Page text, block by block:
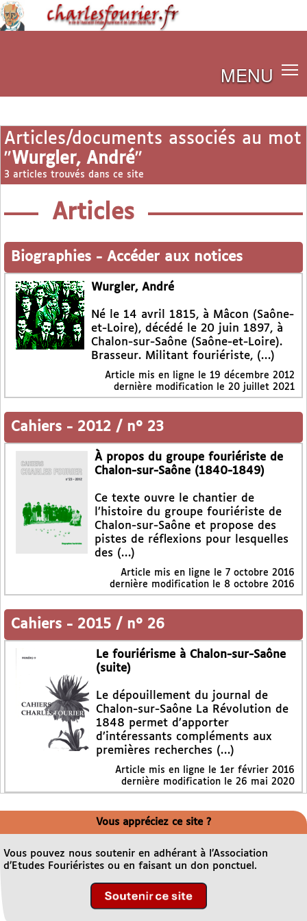
MENU
Articles/documents associés au mot
"Wurgler, André"
3 articles trouvés dans ce site
Articles
Biographies - Accéder aux notices
Wurgler, André
Né le 14 avril 1815, à Mâcon (Saône-
et-Loire), décédé le 20 juin 1897, à
Chalon-sur-Saône (Saône-et-Loire).
Brasseur. Militant fouriériste, (…)
Article mis en ligne le 19 décembre 2012
dernière modification le 20 juillet 2021
Cahiers - 2012 / n° 23
À propos du groupe fouriériste de
Chalon-sur-Saône (1840-1849)
Ce texte ouvre le chantier de
l’histoire du groupe fouriériste de
Chalon-sur-Saône et propose des
pistes de réflexions pour lesquelles
des (…)
Article mis en ligne le 7 octobre 2016
dernière modification le 8 octobre 2016
Cahiers - 2015 / n° 26
Le fouriérisme à Chalon-sur-Saône
(suite)
Le dépouillement du journal de
Chalon-sur-Saône La Révolution de
1848 permet d’apporter
d’intéressants compléments aux
premières recherches (…)
Article mis en ligne le 1er février 2016
dernière modification le 26 mai 2020
Vous appréciez ce site ?
Vous pouvez nous soutenir en adhérant à l’Association
d’Etudes Fouriéristes ou en faisant un don ponctuel.